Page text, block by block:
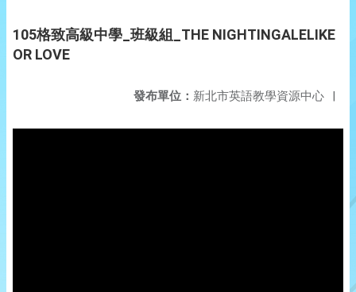
105格致高級中學_班級組_THE NIGHTINGALELIKE
OR LOVE
發布單位： 新北市英語教學資源中心 |